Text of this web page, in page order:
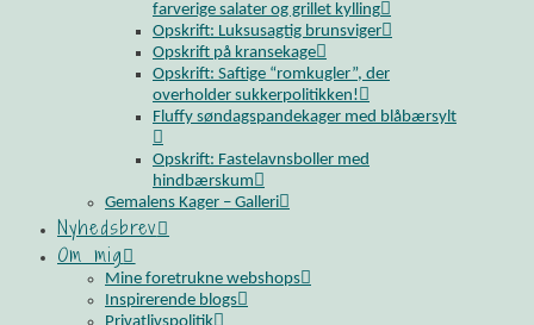
farverige salater og grillet kylling
Opskrift: Luksusagtig brunsviger
Opskrift på kransekage
Opskrift: Saftige “romkugler”, der
overholder sukkerpolitikken!
Fluffy søndagspandekager med blåbærsylt
Opskrift: Fastelavnsboller med
hindbærskum
Gemalens Kager – Galleri
Nyhedsbrev
Om mig
Mine foretrukne webshops
Inspirerende blogs